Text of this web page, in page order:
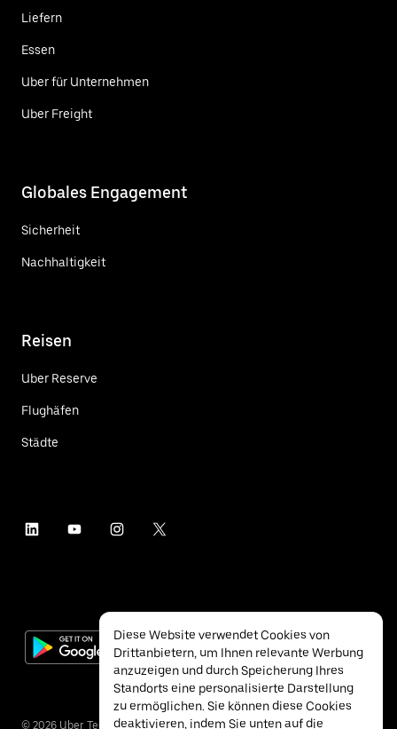
Liefern
Essen
Uber für Unternehmen
Uber Freight
Globales Engagement
Sicherheit
Nachhaltigkeit
Reisen
Uber Reserve
Flughäfen
Städte
© 2026 Uber Technologies Inc.
Diese Website verwendet Cookies von
Drittanbietern, um Ihnen relevante Werbung
anzuzeigen und durch Speicherung Ihres
Standorts eine personalisierte Darstellung
zu ermöglichen. Sie können diese Cookies
deaktivieren, indem Sie unten auf die